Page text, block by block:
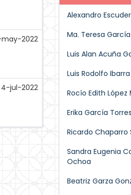
2022
4-jul-2022
Alexandro
Ma. Teresa
Luis Alan Acuña
Luis Rodolfo Ibarra
Rocío Edith López
Erika García Torres
Ricardo Chaparro
Sandra Eugenia
Ochoa
Beatriz Garza